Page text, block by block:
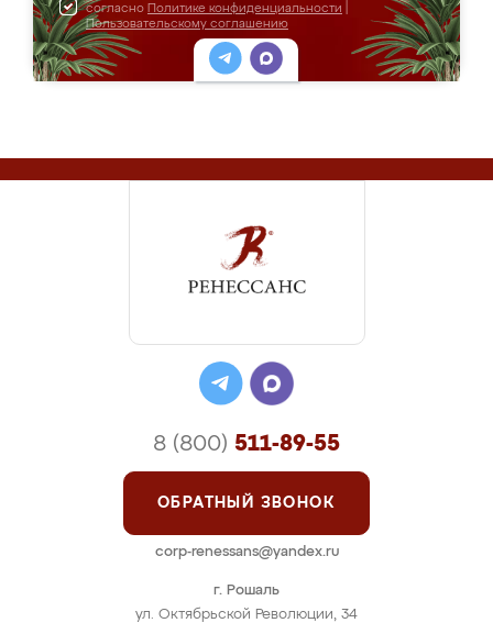
согласно Политике конфиденциальности
Пользовательскому соглашению
г. Рошаль
ул. Октябрьской Революции, 34
8 (800) 511-89-55
ОБРАТНЫЙ ЗВОНОК
corp-renessans@yandex.ru